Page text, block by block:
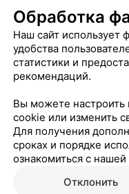
грязный, деревянная скамейка в чем- то липком, что салфетка влажная не вытирает.. Жаль, что оплатили охраннику всю сумму 150р, в первый раз ходили вроде нормально все, привели семью друзей с ребенком и такое. Были бы одни ушли б через час без оплаты… Не советую.
Обработка
Наш сайт использует
удобства
статистики и
рекомендаций.
Вы можете настроить
cookie или изменить
Для получения
сроках и порядке
ознакомиться с нашей
Отклонить